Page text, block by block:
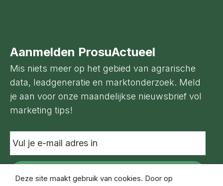
Aanmelden ProsuActueel
Mis niets meer op het gebied van agrarische
data, leadgeneratie en marktonderzoek. Meld
je aan voor onze maandelijkse nieuwsbrief vol
marketing tips!
Vul
je
e-
mail
adres
Deze site maakt gebruik van cookies. Door op